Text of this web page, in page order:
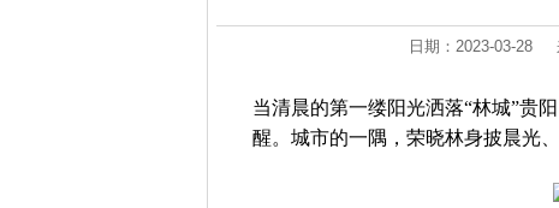
日期：2023-03-28
当清晨的第一缕阳光洒落“林城”贵
醒。城市的一隅，荣晓林身披晨光